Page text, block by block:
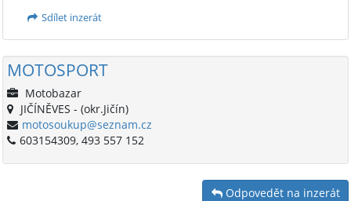
Sdílet inzerát
MOTOSPORT
Motobazar
JIČÍNĚVES - (okr.Jičín)
motosoukup@seznam.cz
603154309, 493 557 152
Odpovedět na inzerát